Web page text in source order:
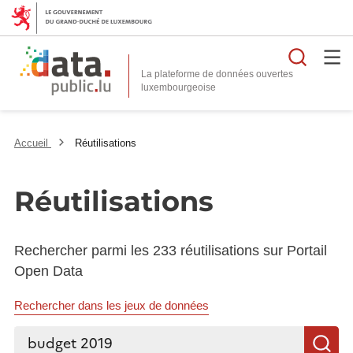
La plateforme de données ouvertes
Accueil Réutilisations
Réutilisations
Rechercher parmi les 233 réutilisations sur Portail
Open Data
Rechercher dans les jeux de données
Rechercher...